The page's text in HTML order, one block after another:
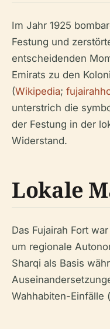
Im Jahr 1925
Festung und
entscheidenden
Emirats zu den
(Wikipedia;
unterstrich die
der Festung in der
Widerstand.
Lokale
Das Fujairah Fort
um regionale
Sharqi als Basis
Wahhabiten-Einfälle (